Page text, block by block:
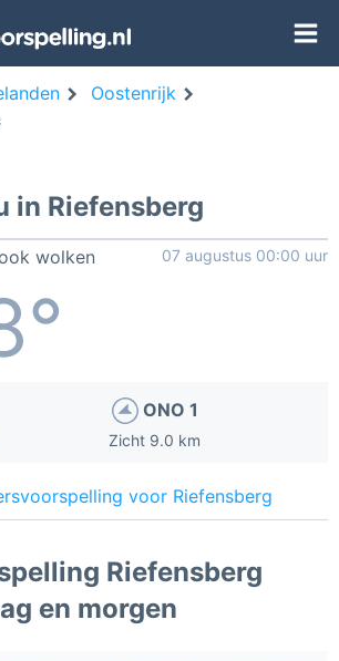
Oostenrijk
in Riefensberg
wolken 07 augustus 00:00 uur
ONO 1
Zicht 9.0 km
voor Riefensberg
Riefensberg
en morgen